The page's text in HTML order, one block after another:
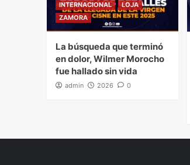
INTERNACIONAL
LOJA
ZAMORA
La búsqueda que terminó
en dolor, Wilmer Morocho
fue hallado sin vida
admin 2026 0